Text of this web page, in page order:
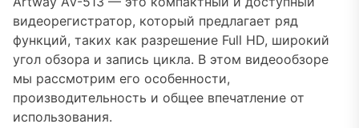
видеорегистратор, который предлагает ряд
функций, таких как разрешение Full HD, широкий
угол обзора и запись цикла. В этом видеообзоре
мы рассмотрим его особенности,
производительность и общее впечатление от
использования.